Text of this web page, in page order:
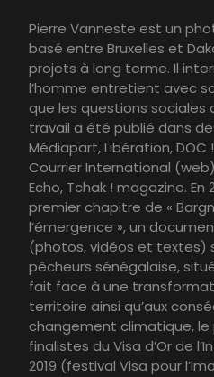
Pierre Vanneste est un
basé entre Bruxelles et
projets à long terme. Il
l’homme entretient avec
que les questions sociales
travail a été publié dans
Médiapart, Libération,
Courrier International
Echo, Tchak ! magazine. En
premier chapitre de «
l’émergence », un
(photos, vidéos et textes)
pêcheurs sénégalaise,
fait face à une
territoire ainsi qu’aux
changement climatique, le
finalistes du Visa d’Or de
2019 (festival Visa pour